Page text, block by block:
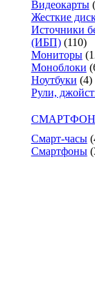
Видеокарты
Жесткие
Источники
(ИБП) (110)
Мониторы
Моноблоки
Ноутбуки (4)
Рули,
Смарт-часы
Смартфоны